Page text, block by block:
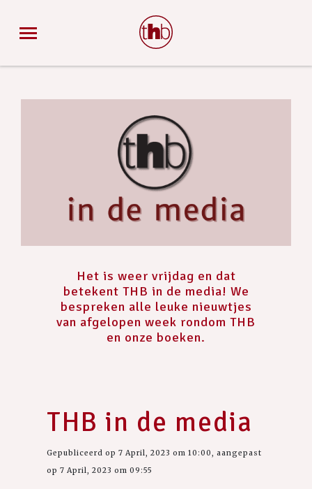
Het is weer vrijdag en dat
betekent THB in de media! We
bespreken alle leuke nieuwtjes
van afgelopen week rondom THB
en onze boeken.
THB in de media
Gepubliceerd op 7 April, 2023 om 10:00, aangepast
op 7 April, 2023 om 09:55